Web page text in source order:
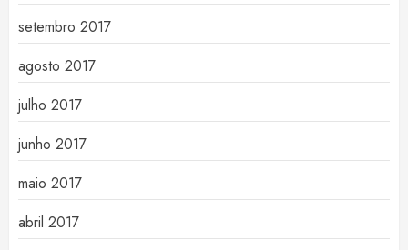
setembro 2017
agosto 2017
julho 2017
junho 2017
maio 2017
abril 2017